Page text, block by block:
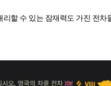
할 수 있는 잠재력도 가진 전차